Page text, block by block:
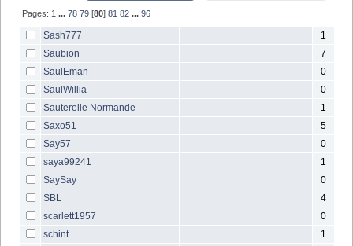
Pages: 1 ...78 79 [80]81 82 ...96
Sash777
1
Saubion
7
SaulEman
0
SaulWillia
0
Sauterelle Normande
1
Saxo51
5
Say57
0
saya99241
1
SaySay
0
SBL
4
scarlett1957
0
schint
1